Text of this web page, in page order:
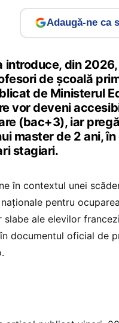
Adaugă-ne ca
introduce, din
de școală
de Ministerul
vor deveni
(bac+3), iar
master de 2 ani,
stagiari.
în contextul unei
pentru
slabe ale elevilor
documentul oficial de